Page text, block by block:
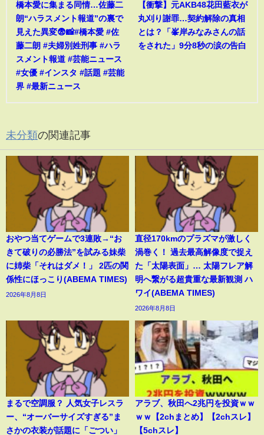
橋本愛に集まる同情…佐藤二
朗“ハラスメント報道”の裏で
見えた異変😨📸#橋本愛 #佐
藤二朗 #夫婦別姓刑事 #ハラ
スメント報道 #芸能ニュース
#女優 #インスタ #話題 #芸能
界 #最新ニュース
【衝撃】元AKB48花田藍衣が
丸刈り謝罪…契約解除の真相
とは？「峯岸みなみさんの話
をされた」9分8秒の涙の告白
未分類の関連記事
おやつ当てゲームで3連敗→“お
きて破りの必勝法”を試みる妹柴
に姉柴「それはダメ！」 2匹の関
係性にほっこり(ABEMA TIMES)
2026年8月8日
直径170kmのプラズマが激しく
渦巻く！ 過去最高解像度で捉え
た「太陽表面」… 太陽フレア解
明へ繋がる超貴重な最新観測 ハ
ワイ(ABEMA TIMES)
2026年8月8日
まるで空調服？ 人気女子レスラ
ー、“オーバーサイズすぎる”ま
さかの衣装が話題に「ごつい」
アラブ、秋田へ2兆円を投資ｗｗ
ｗｗ【2chまとめ】【2chスレ】
【5chスレ】